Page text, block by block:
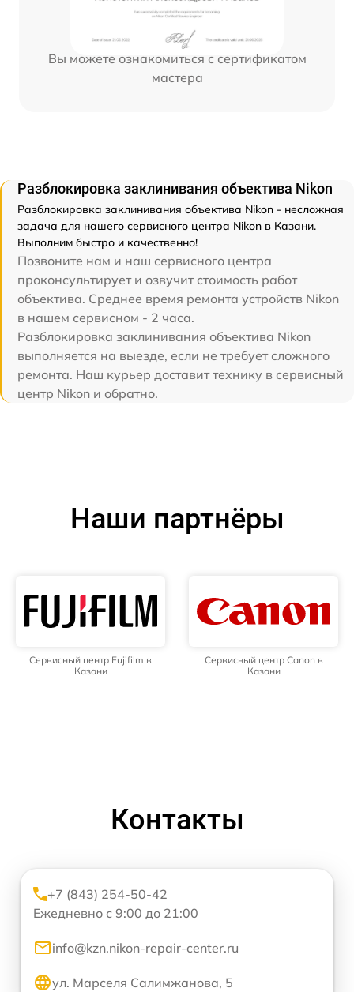
Вы можете ознакомиться с сертификатом
мастера
Разблокировка заклинивания объектива Nikon
Разблокировка заклинивания объектива Nikon - несложная
задача для нашего сервисного центра Nikon в Казани.
Выполним быстро и качественно!
Позвоните нам и наш сервисного центра
проконсультирует и озвучит стоимость работ
объектива. Среднее время ремонта устройств Nikon
в нашем сервисном - 2 часа.
Разблокировка заклинивания объектива Nikon
выполняется на выезде, если не требует сложного
ремонта. Наш курьер доставит технику в сервисный
центр Nikon и обратно.
Наши партнёры
Сервисный центр Fujifilm в
Казани
Сервисный центр Canon в
Казани
Контакты
+7 (843) 254-50-42
Ежедневно с 9:00 до 21:00
info@kzn.nikon-repair-center.ru
ул. Марселя Салимжанова, 5